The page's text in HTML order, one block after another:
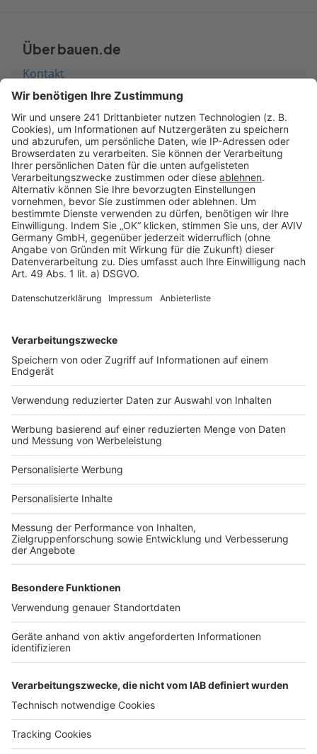
Über bauen.de
Kontakt
Seitenaufbau
Barrierefreiheit
Cookie Einstellungen
Rechtliches
AGB-Übersicht
Datenschutz
Impressum
Services
Bauprojekt-Quiz
Häuser-Suche
Hausanbieter-Suche
Bauprojekt-Profil
Für Unternehmen
Ihre Baufirma auf bauen.de
Kostenloses Infogespräch